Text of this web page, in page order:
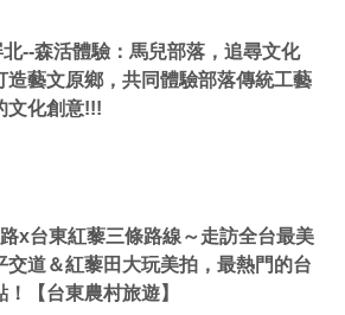
--森活體驗：馬兒部落，追尋文化
造藝文原鄉，共同體驗部落傳統工藝
文化創意!!!
x台東紅藜三條路線～走訪全台最美
交道＆紅藜田大玩美拍，最熱門的台
【台東農村旅遊】